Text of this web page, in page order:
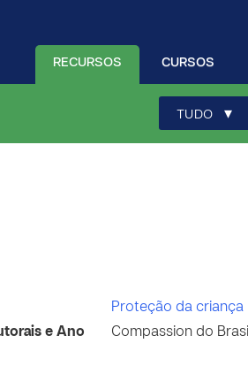
CURSOS
RECURSOS
TUDO ▾
Proteção da criança
e Ano
Compassion do